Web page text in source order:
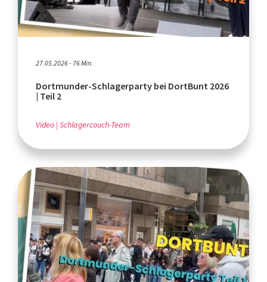
27.05.2026 - 76 Min.
Dortmunder-Schlagerparty bei DortBunt 2026
| Teil 2
Video Schlagercouch-Team